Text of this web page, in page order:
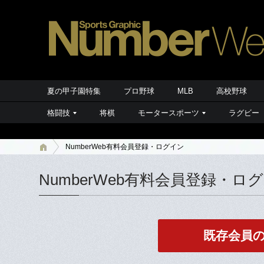
夏の甲子園特集 プロ野球 MLB 高校野球
格闘技 将棋 モータースポーツ ラグビー
NumberWeb有料会員登録・ログイン
NumberWeb有料会員登録・ロ
既存会員